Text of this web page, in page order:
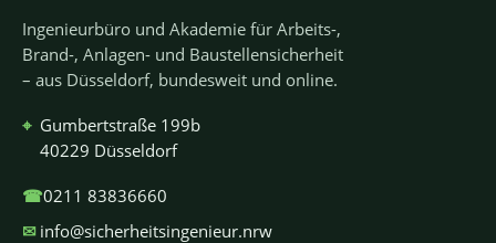
Ingenieurbüro und Akademie für Arbeits-,
Brand-, Anlagen- und Baustellensicherheit
– aus Düsseldorf, bundesweit und online.
⌖ Gumbertstraße 199b
40229 Düsseldorf
☎0211 83836660
✉ info@sicherheitsingenieur.nrw